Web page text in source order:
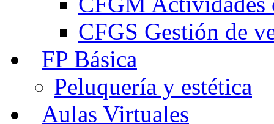
CFGS Gestión de
FP Básica
Peluquería y estética
Aulas Virtuales